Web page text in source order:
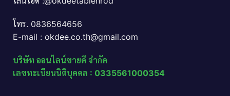
โทร. 0836564656
E-mail : okdee.co.th@gmail.com
บริษัท ออนไลน์ขายดี จำกัด
เลขทะเบียนนิติบุคคล : 0335561000354